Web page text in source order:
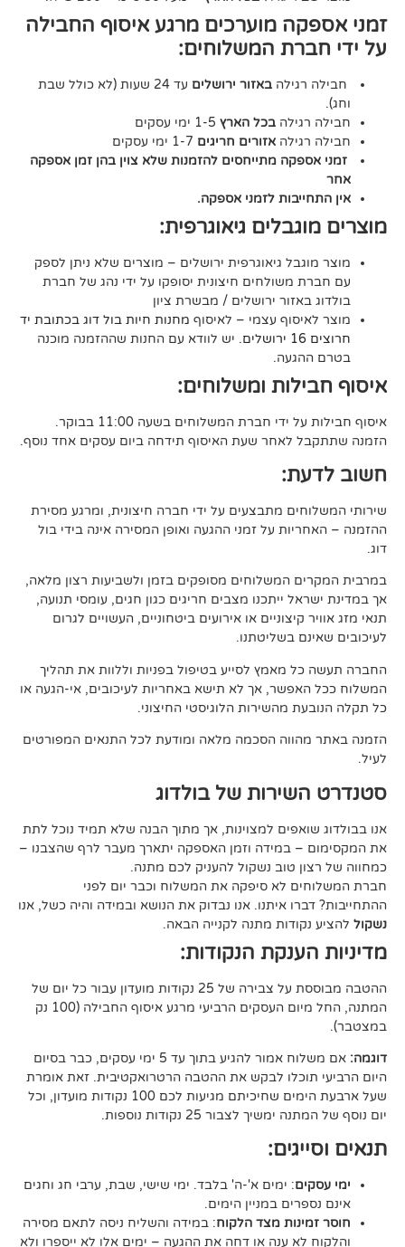
מוערכים מרגע איסוף החבילה
המשלוחים:
באזור ירושלים עד 24 שעות (לא כולל שבת
בכל הארץ1-5 ימי עסקים
אזורים חריגים1-7 ימי עסקים
מתייחסים להזמנות שלא צוין בהן זמן אספקה
לזמני אספקה.
גיאוגרפית:
גיאוגרפית ירושלים – מוצרים שלא ניתן לספק
חיצונית יסופקו על ידי נהג של חברת
ירושלים / מבשרת ציון
עצמי – לאיסוףמחנות חיות בול דוג בכתובת יד
. יש לוודא עם החנות שההזמנה מוכנה
ומשלוחים:
חברת המשלוחים בשעה 11:00 בבוקר.
לאחר שעת האיסוף תידחה ביום עסקים אחד נוסף.
מתבצעים על ידי חברה חיצונית, ומרגע מסירת
על זמני ההגעה ואופן המסירה אינה בידי בול
המשלוחים מסופקים בזמן ולשביעות רצון מלאה,
ייתכנו מצבים חריגים כגון חגים, עומסי תנועה,
או אירועים ביטחוניים, העשויים לגרום
בשליטתנו.
מאמץ לסייע בטיפול בפניות וללוות את תהליך
אך לא תישא באחריות לעיכובים, אי-הגעה או
מהשירות הלוגיסטי החיצוני.
הסכמה מלאה ומודעת לכל התנאים המפורטים
של בולדוג
למצוינות, אך מתוך הבנה שלא תמיד נוכל לתת
במידה וזמן האספקה יתארך מעבר לרף שהצבנו –
טוב נשקול להעניק לכם מתנה.
לא סיפקה את המשלוח וכבר יום לפני
איתנו. אנו נבדוק את הנושא ובמידה והיה כשל, אנו
מתנה לקנייה הבאה.
הנקודות:
ההטבה מבוססת על צבירה של 25 נקודות מועדון עבור כל יום של
המתנה, החל מיום העסקים הרביעי מרגע איסוף החבילה (100 נק
אם משלוח אמור להגיע בתוך עד 5 ימי עסקים, כבר בסיום
לבקש את ההטבה הרטרואקטיבית. זאת אומרת
שעל ארבעת הימים שחיכיתם מגיעות לכם 100 נקודות מועדון, וכל
לצבור 25 נקודות נוספות.
: ימים א'-ה' בלבד. ימי שישי, שבת, ערבי חג וחגים
במניין הימים.
מצד הלקוח: במידה והשליח ניסה לתאם מסירה
ענה או דחה את ההגעה – ימים אלו לא ייספרו ולא